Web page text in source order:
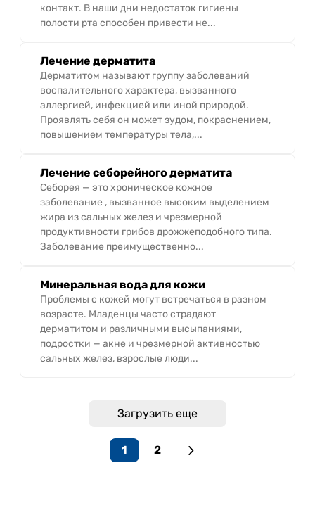
контакт. В наши дни недостаток гигиены
полости рта способен привести не...
Лечение дерматита
Дерматитом называют группу заболеваний
воспалительного характера, вызванного
аллергией, инфекцией или иной природой.
Проявлять себя он может зудом, покраснением,
повышением температуры тела,...
Лечение себорейного дерматита
Себорея — это хроническое кожное
заболевание , вызванное высоким выделением
жира из сальных желез и чрезмерной
продуктивности грибов дрожжеподобного типа.
Заболевание преимущественно...
Минеральная вода для кожи
Проблемы с кожей могут встречаться в разном
возрасте. Младенцы часто страдают
дерматитом и различными высыпаниями,
подростки — акне и чрезмерной активностью
сальных желез, взрослые люди...
Загрузить еще
1 2